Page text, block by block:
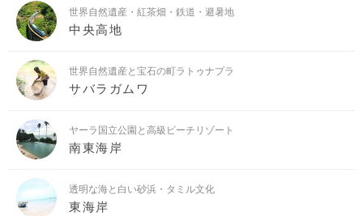
世界自然遺産・紅茶畑・鉄道・避暑地
中央高地
世界自然遺産と宝石の町ラトゥナプラ
サバラガムワ
ヤーラ国立公園と高級ビーチリゾート
南東海岸
透明な海と白い砂浜・タミル文化
東海岸